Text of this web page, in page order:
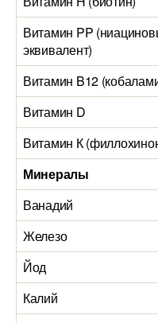
Витамин PP
эквивалент)
Витамин B12
Витамин D
Витамин К
Минералы
Ванадий
Железо
Йод
Калий